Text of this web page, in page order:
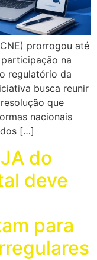
prorrogou até
na
regulatório da
busca reunir
que
nacionais
[…]
do
deve
para